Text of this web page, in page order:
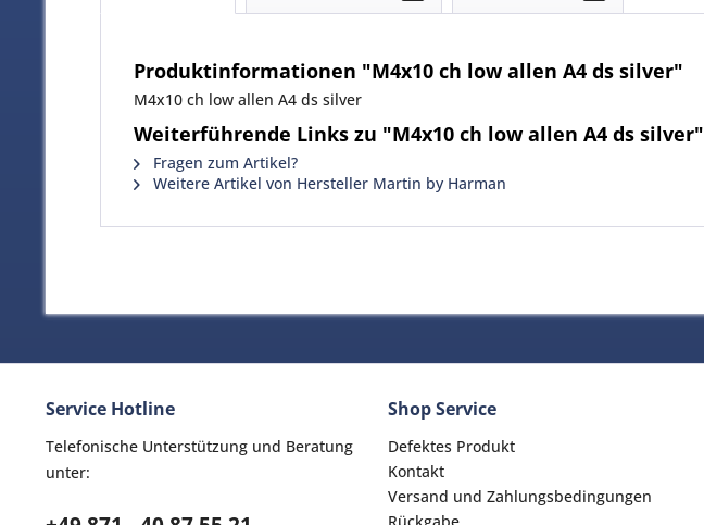
Produktinformationen "M4x10 ch low allen A4 ds silver"
M4x10 ch low allen A4 ds silver
Weiterführende Links zu "M4x10 ch low allen A4 ds silver"
Fragen zum Artikel?
Weitere Artikel von Hersteller Martin by Harman
Service Hotline
Telefonische Unterstützung und Beratung
unter:
Shop Service
Defektes Produkt
Kontakt
Versand und Zahlungsbedingungen